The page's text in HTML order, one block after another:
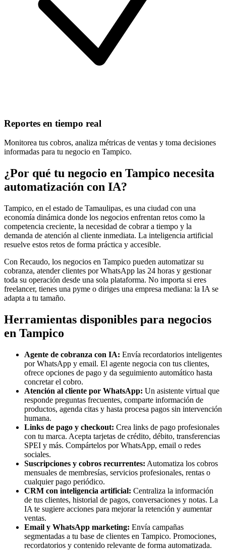
Reportes en tiempo real
Monitorea tus cobros, analiza métricas de ventas y toma decisiones
informadas para tu negocio en Tampico.
¿Por qué tu negocio en Tampico necesita
automatización con IA?
Tampico, en el estado de Tamaulipas, es una ciudad con una
economía dinámica donde los negocios enfrentan retos como la
competencia creciente, la necesidad de cobrar a tiempo y la
demanda de atención al cliente inmediata. La inteligencia artificial
resuelve estos retos de forma práctica y accesible.
Con Recaudo, los negocios en Tampico pueden automatizar su
cobranza, atender clientes por WhatsApp las 24 horas y gestionar
toda su operación desde una sola plataforma. No importa si eres
freelancer, tienes una pyme o diriges una empresa mediana: la IA se
adapta a tu tamaño.
Herramientas disponibles para negocios
en Tampico
Agente de cobranza con IA: Envía recordatorios inteligentes
por WhatsApp y email. El agente negocia con tus clientes,
ofrece opciones de pago y da seguimiento automático hasta
concretar el cobro.
Atención al cliente por WhatsApp: Un asistente virtual que
responde preguntas frecuentes, comparte información de
productos, agenda citas y hasta procesa pagos sin intervención
humana.
Links de pago y checkout: Crea links de pago profesionales
con tu marca. Acepta tarjetas de crédito, débito, transferencias
SPEI y más. Compártelos por WhatsApp, email o redes
sociales.
Suscripciones y cobros recurrentes: Automatiza los cobros
mensuales de membresías, servicios profesionales, rentas o
cualquier pago periódico.
CRM con inteligencia artificial: Centraliza la información
de tus clientes, historial de pagos, conversaciones y notas. La
IA te sugiere acciones para mejorar la retención y aumentar
ventas.
Email y WhatsApp marketing: Envía campañas
segmentadas a tu base de clientes en Tampico. Promociones,
recordatorios y contenido relevante de forma automatizada.